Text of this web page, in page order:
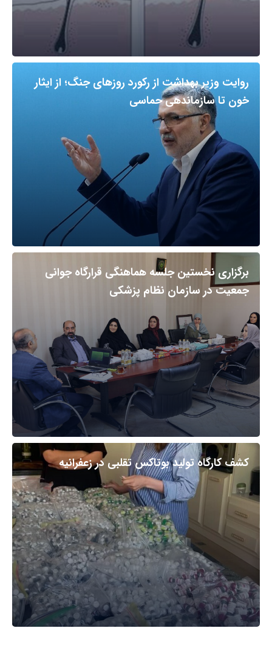
روایت وزیر بهداشت از رکورد روزهای جنگ؛ از ایثار
خون تا سازماندهی حماسی
برگزاری نخستین جلسه هماهنگی قرارگاه جوانی
جمعیت در سازمان نظام پزشکی
کشف کارگاه تولید بوتاکس تقلبی در زعفرانیه